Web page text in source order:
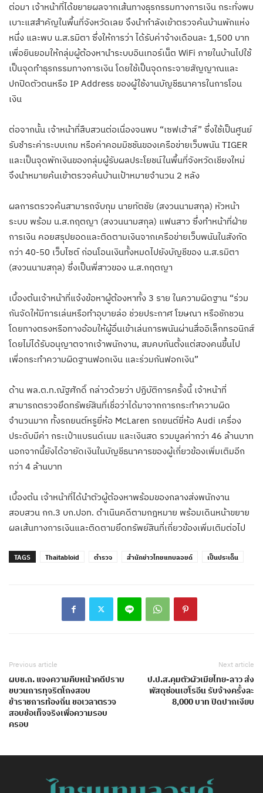
ต่อมา เจ้าหน้าที่ได้ขยายผลจากเส้นทางธุรกรรมทางการเงิน กระทั่งพบ
เบาะแสสำคัญในพื้นที่จังหวัดเลย จึงนำกำลังเข้าตรวจค้นบ้านพักแห่ง
หนึ่ง และพบ น.ส.รมิตา ซึ่งให้การว่า ได้รับค่าจ้างเดือนละ 1,500 บาท
เพื่อยินยอมให้กลุ่มผู้ต้องหานำระบบอินเทอร์เน็ต WiFi ภายในบ้านไปใช้
เป็นจุดทำธุรกรรมทางการเงิน โดยใช้เป็นจุดกระจายสัญญาณและ
ปกปิดตัวตนหรือ IP Address ของผู้ใช้งานบัญชีธนาคารในการโอน
เงิน
ต่อจากนั้น เจ้าหน้าที่สืบสวนต่อเนื่องจนพบ “เซฟเฮ้าส์” ซึ่งใช้เป็นศูนย์
รับชำระค่าระบบเกม หรือค่าคอมมิชชันของเครือข่ายเว็บพนัน TIGER
และเป็นจุดพักเงินของกลุ่มผู้รับผลประโยชน์ในพื้นที่จังหวัดเชียงใหม่
จึงนำหมายค้นเข้าตรวจค้นบ้านเป้าหมายจำนวน 2 หลัง
ผลการตรวจค้นสามารถจับกุม นายทัตชัย (สงวนนามสกุล) หัวหน้า
ระบบ พร้อม น.ส.กฤตญา (สงวนนามสกุล) แฟนสาว ซึ่งทำหน้าที่ฝ่าย
การเงิน คอยสรุปยอดและติดตามเงินจากเครือข่ายเว็บพนันในสังกัด
กว่า 40-50 เว็บไซต์ ก่อนโอนเงินทั้งหมดไปยังบัญชีของ น.ส.รมิตา
(สงวนนามสกุล) ซึ่งเป็นพี่สาวของ น.ส.กฤตญา
เบื้องต้นเจ้าหน้าที่แจ้งข้อหาผู้ต้องหาทั้ง 3 ราย ในความผิดฐาน “ร่วม
กันจัดให้มีการเล่นหรือทำอุบายล่อ ช่วยประกาศ โฆษณา หรือชักชวน
โดยทางตรงหรือทางอ้อมให้ผู้อื่นเข้าเล่นการพนันผ่านสื่ออิเล็กทรอนิกส์
โดยไม่ได้รับอนุญาตจากเจ้าพนักงาน, สมคบกันตั้งแต่สองคนขึ้นไป
เพื่อกระทำความผิดฐานฟอกเงิน และร่วมกันฟอกเงิน”
ด้าน พล.ต.ท.ณัฐศักดิ์ กล่าวด้วยว่า ปฏิบัติการครั้งนี้ เจ้าหน้าที่
สามารถตรวจยึดทรัพย์สินที่เชื่อว่าได้มาจากการกระทำความผิด
จำนวนมาก ทั้งรถยนต์หรูยี่ห้อ McLaren รถยนต์ยี่ห้อ Audi เครื่อง
ประดับมีค่า กระเป๋าแบรนด์เนม และเงินสด รวมมูลค่ากว่า 46 ล้านบาท
นอกจากนี้ยังได้อายัดเงินในบัญชีธนาคารของผู้เกี่ยวข้องเพิ่มเติมอีก
กว่า 4 ล้านบาท
เบื้องต้น เจ้าหน้าที่ได้นำตัวผู้ต้องหาพร้อมของกลางส่งพนักงาน
สอบสวน กก.3 บก.ปอท. ดำเนินคดีตามกฎหมาย พร้อมเดินหน้าขยาย
ผลเส้นทางการเงินและติดตามยึดทรัพย์สินที่เกี่ยวข้องเพิ่มเติมต่อไป
TAGS Thaitabloid ตำรวจ สำนักข่าวไทยแทบลอยด์ เป็นประเด็น
Previous article
ผบช.ก. แจงความคืบหน้าคดีปราบ
ขบวนการทุจริตโกงสอบ
ข้าราชการท้องถิ่น ขอเวลาตรวจ
สอบข้อเท็จจริงเพื่อความรอบ
ครอบ
Next article
ป.ป.ส.คุมตัวผัวเมียไทย-ลาว ส่ง
พัสดุซ่อนเฮโรอีน รับจ้างครั้งละ
8,000 บาท ปิดปากเงียบ